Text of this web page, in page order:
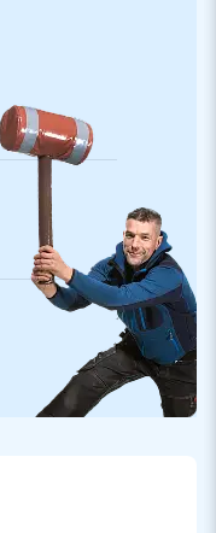
Qualität
verstärkt und
hoch qualitativen 9x9
dessen sind sie
Riding Western
Jahr geliefert. Auf
Jahre optimalen
und liefern Sie
für JB entschieden. JB
Jahren wortwörtlich